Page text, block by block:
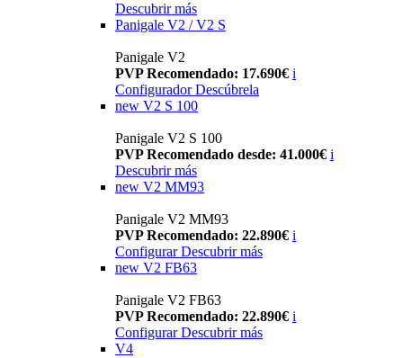
Descubrir más
Panigale V2 / V2 S
Panigale V2
PVP Recomendado: 17.690€ i
Configurador Descúbrela
new V2 S 100
Panigale V2 S 100
PVP Recomendado desde: 41.000€ i
Descubrir más
new V2 MM93
Panigale V2 MM93
PVP Recomendado: 22.890€ i
Configurar Descubrir más
new V2 FB63
Panigale V2 FB63
PVP Recomendado: 22.890€ i
Configurar Descubrir más
V4